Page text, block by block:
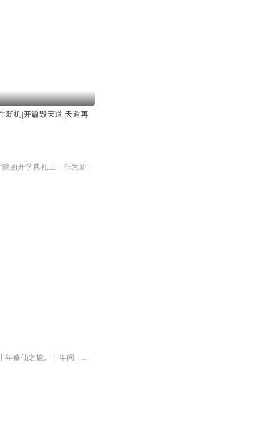
新机|开篇毁天道|天道再
【内容简介】“总有一天，我会成为整个宇宙海里悬赏金额最高的男人！”在海蓝星基础军事学院的开学典礼上，作为新生代表的古丁当着全校师生的面说出了自己伟大的理想。【作者/主播简介】作者：酒煮核弹头，网络小说作家，代表作《至高悬赏》《罪恶皇庭》《...
小说讲述了楚轩在高中毕业之际，与女友李婉蓉出游时，被神秘老者掳至昆仑山，被迫开启十年修仙之旅。十年间，他跟随老者修炼风水、医术、武功等诸多技能。老者临终前，将毕生修为传予他，随后楚轩下山回归都市。此时，家中早已物是人非，父母双亡，妹妹楚...